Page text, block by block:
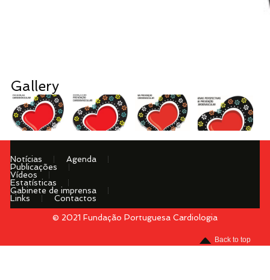
Gallery
Notícias
Agenda
Publicações
Vídeos
Estatísticas
Gabinete de imprensa
Links
Contactos
© 2021 Fundação Portuguesa Cardiologia
Back to top